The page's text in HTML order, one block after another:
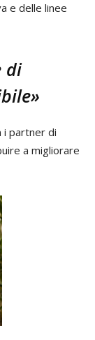
e delle linee
di
i partner di
a migliorare